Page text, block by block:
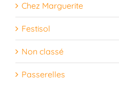
Chez Marguerite
Festisol
Non classé
Passerelles